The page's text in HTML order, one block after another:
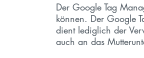
Der Google Tag
können. Der Google
dient lediglich der
auch an das